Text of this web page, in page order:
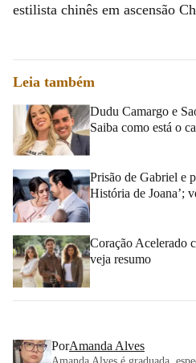
estilista chinês em ascensão
Leia também
Dudu Camargo e
Saiba como está o
Prisão de Gabriel e
História de Joana’;
Coração Acelerado
veja resumo
PorAmanda Alves